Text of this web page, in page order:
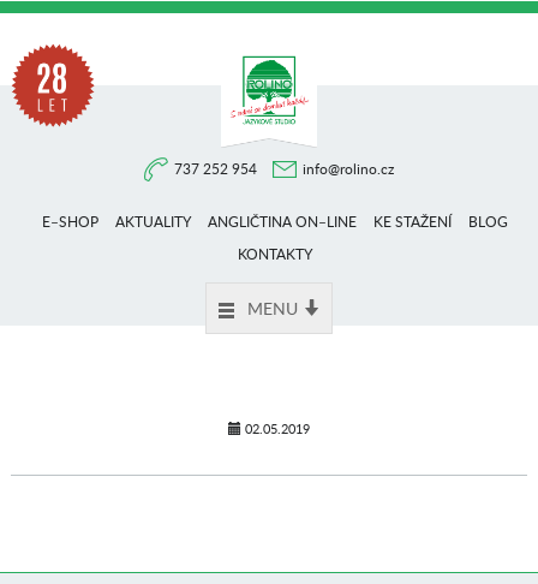
737 252 954 info@rolino.cz
E–SHOP AKTUALITY ANGLIČTINA ON–LINE KE STAŽENÍ
BLOG
KONTAKTY
MENU
02.05.2019